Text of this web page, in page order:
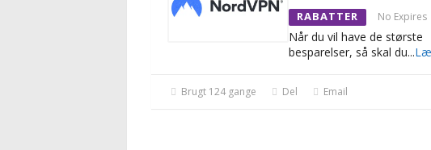
RABATTER No Expires
Når du vil have de største
besparelser, så skal du...
Brugt 124 gange Del Email